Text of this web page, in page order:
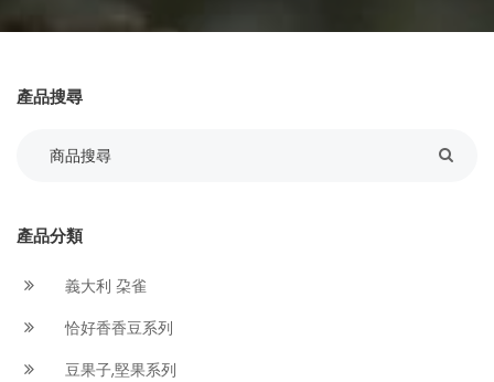
產品搜尋
產品分類
義大利 朶雀
恰好香香豆系列
豆果子,堅果系列